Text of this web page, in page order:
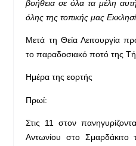
βοήθεια σε όλα τα μέλη
όλης της τοπικής μας
Μετά τη Θεία Λειτουργία
το παραδοσιακό ποτό της
Ημέρα της εορτής
Πρωί:
Στις 11 στον
Αντωνίου στο Σμαρδάκιτο